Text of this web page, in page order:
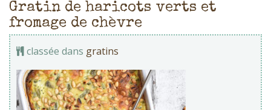
Gratin de haricots verts et
fromage de chèvre
classée dans gratins